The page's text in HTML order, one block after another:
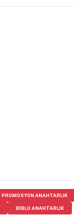
PROMOSYON ANAHTARLIK
BIBLO ANAHTARLIK